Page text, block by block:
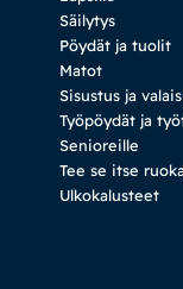
Säilytys
Pöydät ja tuolit
Matot
Sisustus ja
Työpöydät ja
Senioreille
Tee se itse
Ulkokalusteet